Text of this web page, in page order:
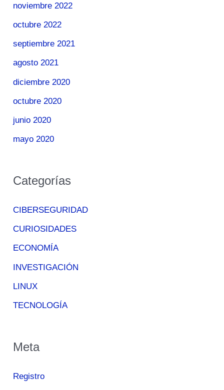
noviembre 2022
octubre 2022
septiembre 2021
agosto 2021
diciembre 2020
octubre 2020
junio 2020
mayo 2020
Categorías
CIBERSEGURIDAD
CURIOSIDADES
ECONOMÍA
INVESTIGACIÓN
LINUX
TECNOLOGÍA
Meta
Registro